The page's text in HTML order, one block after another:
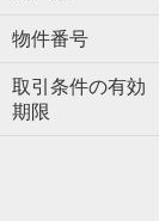
物件番号
取引条件の有効
期限